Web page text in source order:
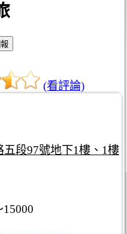
(看評論)
段97號地下1樓、1樓